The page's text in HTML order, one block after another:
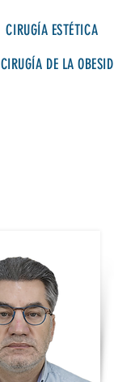
CIRUGÍA ESTÉTICA
CIRUGÍA DE LA